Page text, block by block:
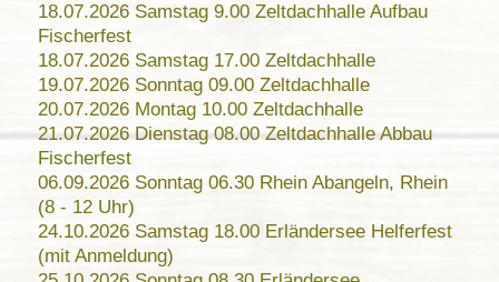
18.07.2026 Samstag 9.00 Zeltdachhalle Aufbau
Fischerfest
18.07.2026 Samstag 17.00 Zeltdachhalle
19.07.2026 Sonntag 09.00 Zeltdachhalle
20.07.2026 Montag 10.00 Zeltdachhalle
21.07.2026 Dienstag 08.00 Zeltdachhalle Abbau
Fischerfest
06.09.2026 Sonntag 06.30 Rhein Abangeln, Rhein
(8 - 12 Uhr)
24.10.2026 Samstag 18.00 Erländersee Helferfest
(mit Anmeldung)